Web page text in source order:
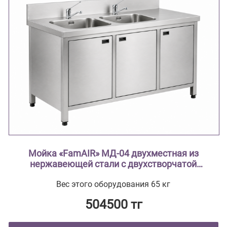
Мойка «FamAIR» МД-04 двухместная из
нержавеющей стали с двухстворчатой
тумба из нержавеющей стали , мойки
столешницу)
Вес этого оборудования 65 кг
504500 тг